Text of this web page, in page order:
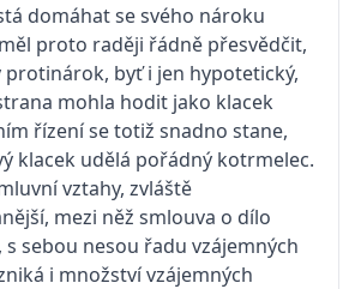
domáhat se svého nároku
proto raději řádně přesvědčit,
protinárok, byť i jen hypotetický,
mohla hodit jako klacek
řízení se totiž snadno stane,
klacek udělá pořádný kotrmelec.
vztahy, zvláště
mezi něž smlouva o dílo
sebou nesou řadu vzájemných
i množství vzájemných